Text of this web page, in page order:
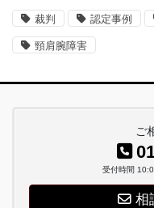
裁判 認定事例
頸肩腕障害
ご
受付時間
相